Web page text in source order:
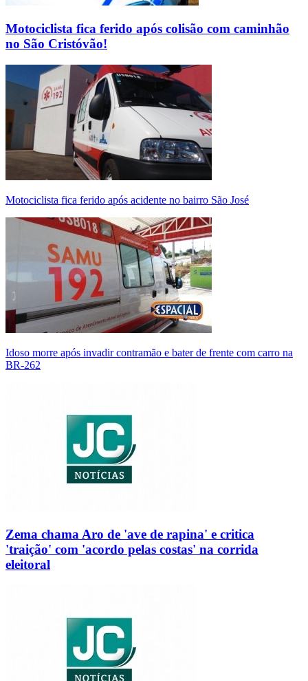
Motociclista fica ferido após colisão com caminhão
no São Cristóvão!
Motociclista fica ferido após acidente no bairro São José
Idoso morre após invadir contramão e bater de frente com carro na
BR-262
Zema chama Aro de 'ave de rapina' e critica
'traição' com 'acordo pelas costas' na corrida
eleitoral